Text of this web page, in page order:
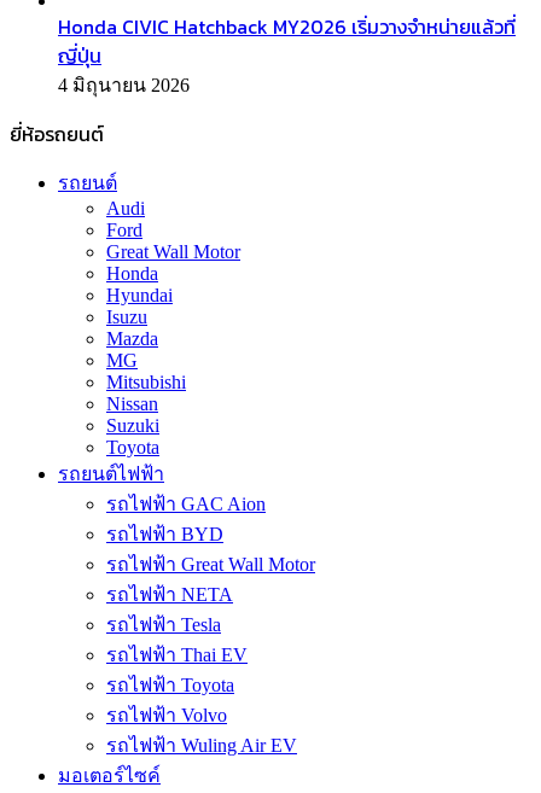
Honda CIVIC Hatchback MY2026 เริ่มวางจำหน่ายแล้วที่
ญี่ปุ่น
4 มิถุนายน 2026
ยี่ห้อรถยนต์
รถยนต์
Audi
Ford
Great Wall Motor
Honda
Hyundai
Isuzu
Mazda
MG
Mitsubishi
Nissan
Suzuki
Toyota
รถยนต์ไฟฟ้า
รถไฟฟ้า GAC Aion
รถไฟฟ้า BYD
รถไฟฟ้า Great Wall Motor
รถไฟฟ้า NETA
รถไฟฟ้า Tesla
รถไฟฟ้า Thai EV
รถไฟฟ้า Toyota
รถไฟฟ้า Volvo
รถไฟฟ้า Wuling Air EV
มอเตอร์ไซค์